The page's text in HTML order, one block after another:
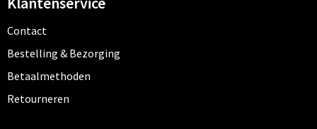
Contact
Bestelling & Bezorging
Betaalmethoden
Retourneren